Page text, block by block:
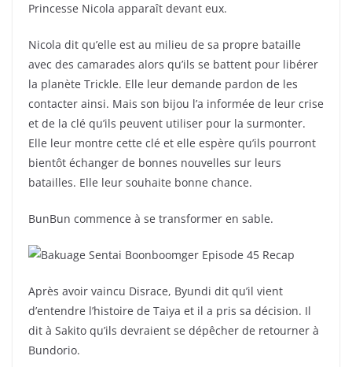
Princesse Nicola apparaît devant eux.
Nicola dit qu’elle est au milieu de sa propre bataille
avec des camarades alors qu’ils se battent pour libérer
la planète Trickle. Elle leur demande pardon de les
contacter ainsi. Mais son bijou l’a informée de leur crise
et de la clé qu’ils peuvent utiliser pour la surmonter.
Elle leur montre cette clé et elle espère qu’ils pourront
bientôt échanger de bonnes nouvelles sur leurs
batailles. Elle leur souhaite bonne chance.
BunBun commence à se transformer en sable.
Après avoir vaincu Disrace, Byundi dit qu’il vient
d’entendre l’histoire de Taiya et il a pris sa décision. Il
dit à Sakito qu’ils devraient se dépêcher de retourner à
Bundorio.